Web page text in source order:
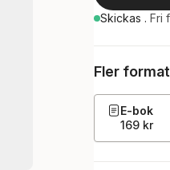
Skickas . Fri
Fler
E-bok
169 kr